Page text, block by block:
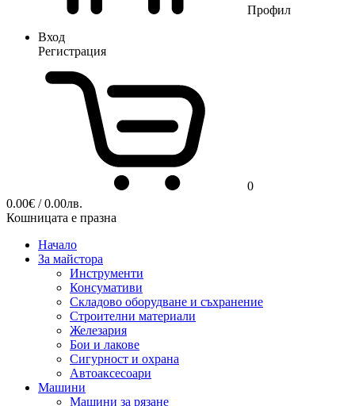
Профил
Вход
Регистрация
0
0.00€ / 0.00лв.
Кошницата е празна
Начало
За майстора
Инструменти
Консумативи
Складово оборудване и съхранение
Строителни материали
Железария
Бои и лакове
Сигурност и охрана
Автоаксесоари
Машини
Машини за рязане